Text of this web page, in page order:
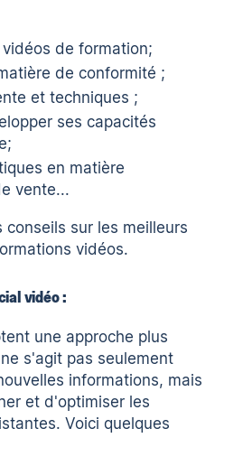
vidéos de formation;
de conformité ;
et techniques ;
ses capacités
;
en matière
vente...
conseils sur les meilleurs
vidéos.
vidéo :
une approche plus
s'agit pas seulement
informations, mais
et d'optimiser les
Voici quelques